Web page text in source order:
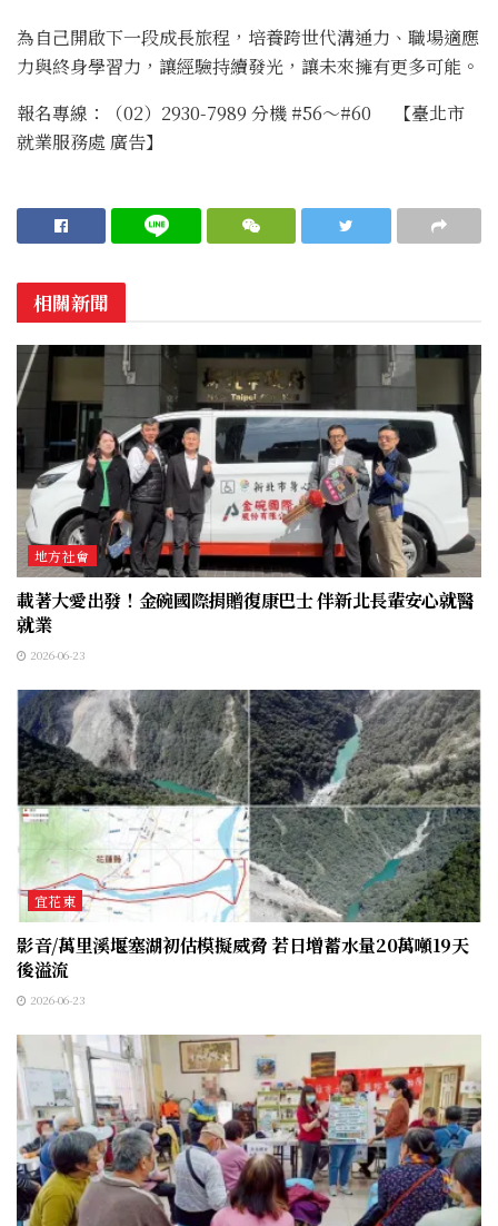
為自己開啟下一段成長旅程，培養跨世代溝通力、職場適應
力與終身學習力，讓經驗持續發光，讓未來擁有更多可能。
報名專線：（02）2930-7989 分機 #56～#60 【臺北市
就業服務處 廣告】
相關新聞
地方社會
載著大愛出發！金碗國際捐贈復康巴士 伴新北長輩安心就醫
就業
2026-06-23
宜花東
影音/萬里溪堰塞湖初估模擬威脅 若日增蓄水量20萬噸19天
後溢流
2026-06-23